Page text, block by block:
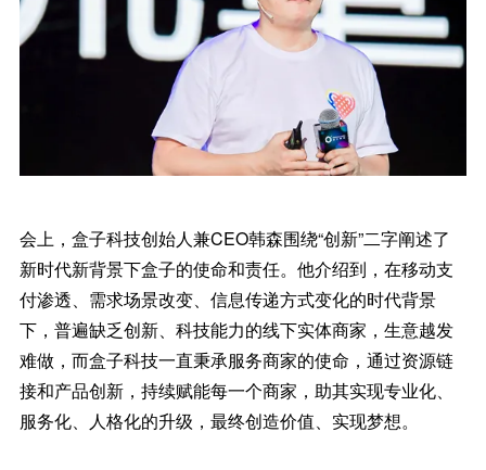
会上，盒子科技创始人兼CEO韩森围绕“创新”二字阐述了
新时代新背景下盒子的使命和责任。他介绍到，在移动支
付渗透、需求场景改变、信息传递方式变化的时代背景
下，普遍缺乏创新、科技能力的线下实体商家，生意越发
难做，而盒子科技一直秉承服务商家的使命，通过资源链
接和产品创新，持续赋能每一个商家，助其实现专业化、
服务化、人格化的升级，最终创造价值、实现梦想。